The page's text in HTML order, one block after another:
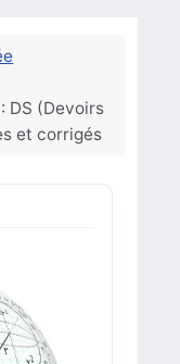
DS (Devoirs
et corrigés